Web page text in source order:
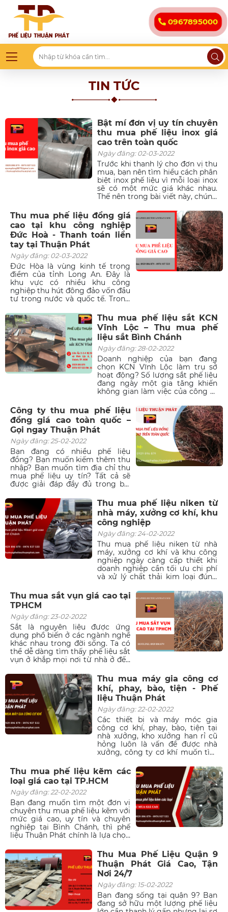
0967895000
TIN TỨC
Bật mí đơn vị uy tín chuyên
thu mua phế liệu inox giá
cao trên toàn quốc
Ngày đăng: 02-03-2022
Trước khi thanh lý cho đơn vị thu
mua, bạn nên tìm hiểu cách phân
biệt inox phế liệu vì mỗi loại inox
sẽ có một mức giá khác nhau.
Thế nên trong bài viết này, chúng
vụ thu mua phế liệu inox của
Thuận Phát mà còn gửi đến bạn
đọc những thông tin về cách
phân loại, yếu tố ảnh hưởng đến
giá và giá trị thực sự của inox
Thu mua phế liệu đồng giá
cao tại khu công nghiệp
Đức Hoà - Thanh toán liền
tay tại Thuận Phát
Ngày đăng: 02-03-2022
Đức Hòa là vùng kinh tế trọng
điểm của tỉnh Long An. Đây là
khu vực có nhiều khu công
nghiệp thu hút đông đảo vốn đầu
tư trong nước và quốc tế. Trong
động, chắc chắn sẽ có một lượng
lớn phế liệu được thải ra, vậy nên
nhu cầu thu gom phế liệu ở đây
là rất lớn. Nếu bạn đang tìm kiếm
một công ty thu mua phế liệu
đồng tại khu công nghiệp Đức
Hòa thì Thuận Phát chính là đơn
vị mà bạn không thể bỏ qua. Hãy
kết nối với chúng tôi qua hotline
0929 896 879 để được hỗ trợ
Thu mua phế liệu sắt KCN
Vĩnh Lộc – Thu mua phế
liệu sắt Bình Chánh
Ngày đăng: 28-02-2022
Doanh nghiệp của bạn đang
chọn KCN Vĩnh Lộc làm trụ sở
hoạt động? Số lượng sắt phế liệu
đang ngày một gia tăng khiến
không gian làm việc của công ty
một cơ sở thu mua giá cao, thực
hiện nhanh chóng trong ngày để
tiết kiệm được thời gian? Mọi yêu
cầu khắt khe nhất về một đơn vị
thu mua phế liệu đều được Phế
liệu Thuận Phát đáp ứng tuyệt
đối. Chúng tôi chuyên thu mua
phế liệu giá cao với khối lượng
lớn tại Bình Chánh, hãy lưu lại địa
chỉ ngay để liên hệ khi cần thiết
nhé!
Công ty thu mua phế liệu
đồng giá cao toàn quốc –
Gọi ngay Thuận Phát
Ngày đăng: 25-02-2022
Bạn đang có nhiều phế liệu
đồng? Bạn muốn kiếm thêm thu
nhập? Bạn muốn tìm địa chỉ thu
mua phế liệu uy tín? Tất cả sẽ
được giải đáp đầy đủ trong bài
Chúng tôi cam kết thu mua phế
liệu đồng với giá cao – quy trình
thu mua chuyên nghiệp trên
phạm vi toàn quốc. Hãy cùng tìm
hiểu ngay nhé!
Thu mua phế liệu niken từ
nhà máy, xưởng cơ khí, khu
công nghiệp
Ngày đăng: 24-02-2022
Thu mua phế liệu niken từ nhà
máy, xưởng cơ khí và khu công
nghiệp ngày càng cấp thiết khi
doanh nghiệp cần tối ưu chi phí
và xử lý chất thải kim loại đúng
Thu mua sắt vụn giá cao tại
TPHCM
Ngày đăng: 23-02-2022
Sắt là nguyên liệu được ứng
dụng phổ biến ở các ngành nghề
khác nhau trong đời sống. Ta có
thể dễ dàng tìm thấy phế liệu sắt
vụn ở khắp mọi nơi từ nhà ở đến
hoặc ở các nơi công cộng. Sắt
vụn nói riêng và phế liệu kim loại
nói chung được nhiều người
khuyến khích tái chế để tiết kiệm
năng lượng và bảo vệ môi
trường sống. Vì vậy, bạn hãy lưu
ngay địa chỉ thu mua sắt vụn giá
cao tại TPHCM của Phế liệu
Thuận Phát để vừa mang lại lợi
ích cho cộng đồng vừa đảm bảo
quyền lợi cho cá nhân bạn nhé!
Thu mua máy gia công cơ
khí, phay, bào, tiện - Phế
liệu Thuận Phát
Ngày đăng: 22-02-2022
Các thiết bị và máy móc gia
công cơ khí, phay, bào, tiện tại
nhà xưởng, kho xưởng han rỉ cũ
hỏng luôn là vấn đề được nhà
xưởng, công ty cơ khí muốn tìm
nhanh gọn. Việc tìm đến các đơn
vị thu mua máy móc gia công cũ
tại nhà xưởng đã phần nào giảm
tải được kho vận cho nhà xưởng,
tránh gây lãng phí với các loại
máy móc không còn sử dụng
nữa. Bên cạnh đó còn giúp bạn
thu lại lợi nhuận với một số tiền
không hề nhỏ từ việc thanh lý tất
cả các máy móc thiết bị đó.
Thu mua phế liệu kẽm các
loại giá cao tại TP.HCM
Ngày đăng: 22-02-2022
Bạn đang muốn tìm một đơn vị
chuyên thu mua phế liệu kẽm với
mức giá cao, uy tín và chuyên
nghiệp tại Bình Chánh, thì phế
liệu Thuận Phát chính là lựa chọn
chuyên cung cấp dịch vụ thu
mua phế liệu kẽm với quy trình
nhanh chóng thuận tiện, thu mua
với số lượng lớn, không giới hạn
thời gian và địa điểm. Phế liệu
Thuận Phát luôn mang đến sự
hài lòng cho mọi khách hàng gần
xa.
Thu Mua Phế Liệu Quận 9
Thuận Phát Giá Cao, Tận
Nơi 24/7
Ngày đăng: 15-02-2022
Bạn đang sống tại quận 9? Bạn
đang sở hữu một lượng phế liệu